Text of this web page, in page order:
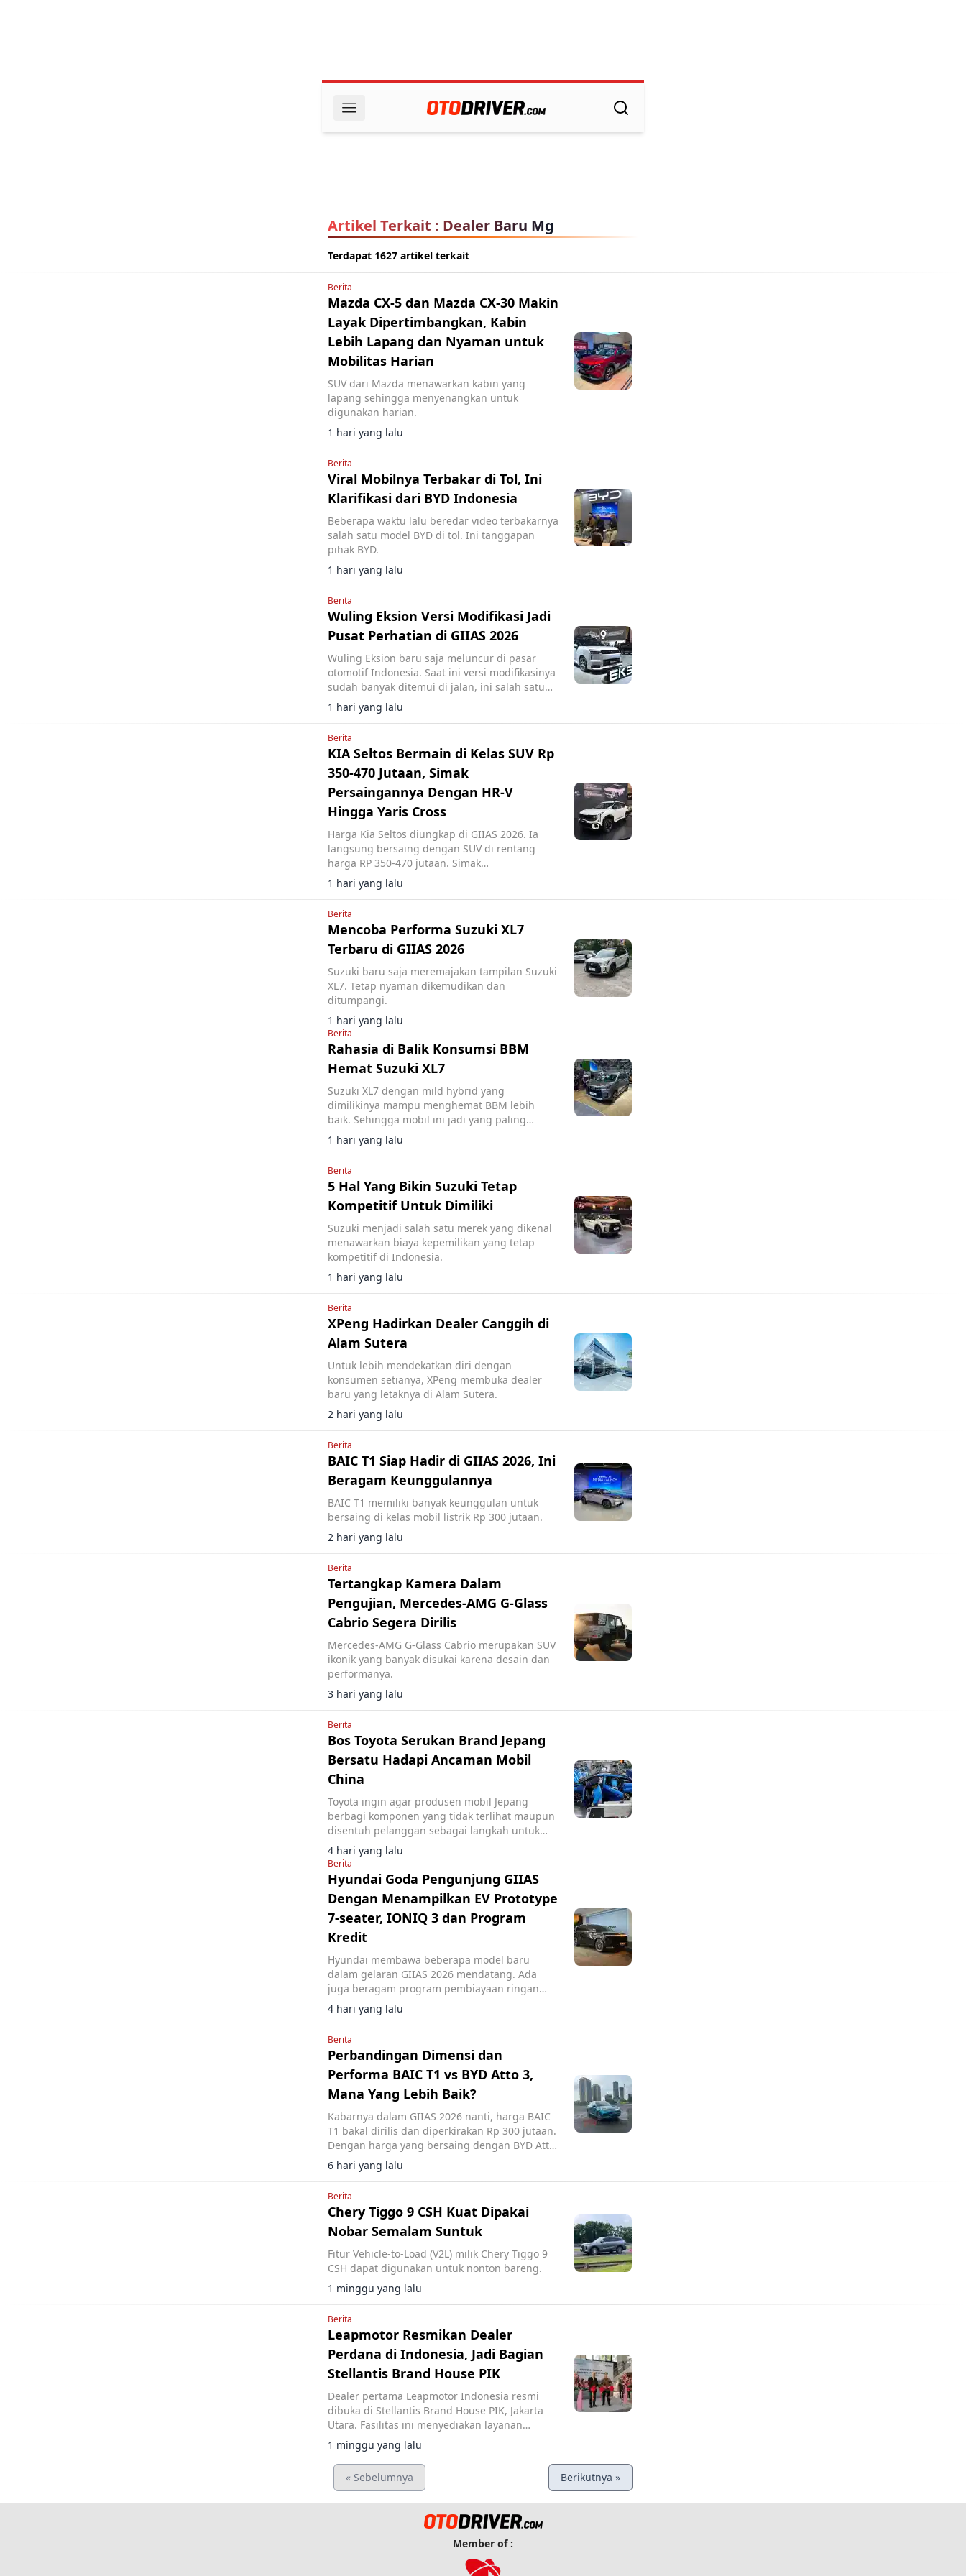
Artikel Terkait : Dealer Baru Mg
Terdapat 1627 artikel terkait
Berita
Mazda CX-5 dan Mazda CX-30 Makin
Layak Dipertimbangkan, Kabin
Lebih Lapang dan Nyaman untuk
Mobilitas Harian
SUV dari Mazda menawarkan kabin yang
lapang sehingga menyenangkan untuk
digunakan harian.
1 hari yang lalu
Berita
Viral Mobilnya Terbakar di Tol, Ini
Klarifikasi dari BYD Indonesia
Beberapa waktu lalu beredar video terbakarnya
salah satu model BYD di tol. Ini tanggapan
pihak BYD.
1 hari yang lalu
Berita
Wuling Eksion Versi Modifikasi Jadi
Pusat Perhatian di GIIAS 2026
Wuling Eksion baru saja meluncur di pasar
otomotif Indonesia. Saat ini versi modifikasinya
sudah banyak ditemui di jalan, ini salah satu
referensinya.
1 hari yang lalu
Berita
KIA Seltos Bermain di Kelas SUV Rp
350-470 Jutaan, Simak
Persaingannya Dengan HR-V
Hingga Yaris Cross
Harga Kia Seltos diungkap di GIIAS 2026. Ia
langsung bersaing dengan SUV di rentang
harga RP 350-470 jutaan. Simak
perbandingannya.
1 hari yang lalu
Berita
Mencoba Performa Suzuki XL7
Terbaru di GIIAS 2026
Suzuki baru saja meremajakan tampilan Suzuki
XL7. Tetap nyaman dikemudikan dan
ditumpangi.
1 hari yang lalu
Berita
Rahasia di Balik Konsumsi BBM
Hemat Suzuki XL7
Suzuki XL7 dengan mild hybrid yang
dimilikinya mampu menghemat BBM lebih
baik. Sehingga mobil ini jadi yang paling
hemat di kelasnya.
1 hari yang lalu
Berita
5 Hal Yang Bikin Suzuki Tetap
Kompetitif Untuk Dimiliki
Suzuki menjadi salah satu merek yang dikenal
menawarkan biaya kepemilikan yang tetap
kompetitif di Indonesia.
1 hari yang lalu
Berita
XPeng Hadirkan Dealer Canggih di
Alam Sutera
Untuk lebih mendekatkan diri dengan
konsumen setianya, XPeng membuka dealer
baru yang letaknya di Alam Sutera.
2 hari yang lalu
Berita
BAIC T1 Siap Hadir di GIIAS 2026, Ini
Beragam Keunggulannya
BAIC T1 memiliki banyak keunggulan untuk
bersaing di kelas mobil listrik Rp 300 jutaan.
2 hari yang lalu
Berita
Tertangkap Kamera Dalam
Pengujian, Mercedes-AMG G-Glass
Cabrio Segera Dirilis
Mercedes-AMG G-Glass Cabrio merupakan SUV
ikonik yang banyak disukai karena desain dan
performanya.
3 hari yang lalu
Berita
Bos Toyota Serukan Brand Jepang
Bersatu Hadapi Ancaman Mobil
China
Toyota ingin agar produsen mobil Jepang
berbagi komponen yang tidak terlihat maupun
disentuh pelanggan sebagai langkah untuk
memangkas biaya dan menghadapi
meningkatnya persaingan.
4 hari yang lalu
Berita
Hyundai Goda Pengunjung GIIAS
Dengan Menampilkan EV Prototype
7-seater, IONIQ 3 dan Program
Kredit
Hyundai membawa beberapa model baru
dalam gelaran GIIAS 2026 mendatang. Ada
juga beragam program pembiayaan ringan
yang mereka rilis.
4 hari yang lalu
Berita
Perbandingan Dimensi dan
Performa BAIC T1 vs BYD Atto 3,
Mana Yang Lebih Baik?
Kabarnya dalam GIIAS 2026 nanti, harga BAIC
T1 bakal dirilis dan diperkirakan Rp 300 jutaan.
Dengan harga yang bersaing dengan BYD Atto
3, berikut perbandingan keduanya.
6 hari yang lalu
Berita
Chery Tiggo 9 CSH Kuat Dipakai
Nobar Semalam Suntuk
Fitur Vehicle-to-Load (V2L) milik Chery Tiggo 9
CSH dapat digunakan untuk nonton bareng.
1 minggu yang lalu
Berita
Leapmotor Resmikan Dealer
Perdana di Indonesia, Jadi Bagian
Stellantis Brand House PIK
Dealer pertama Leapmotor Indonesia resmi
dibuka di Stellantis Brand House PIK, Jakarta
Utara. Fasilitas ini menyediakan layanan
penjualan dan purna jual terintegrasi dengan
merek Citroën dan Jeep.
1 minggu yang lalu
« Sebelumnya Berikutnya »
Member of :